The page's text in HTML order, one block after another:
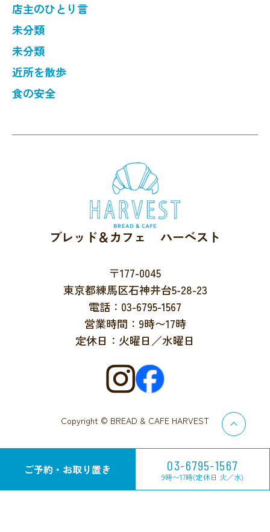
ご予約・お取り置き 03-6795-1567
9時〜17時(定休日 火／水)
店主のひとり言
未分類
未分類
近所を散歩
食の安全
ブレッド＆カフェ ハーベスト
〒177-0045
東京都練馬区石神井台5-28-23
電話：03-6795-1567
営業時間：9時〜17時
定休日：火曜日／水曜日
Copyright © BREAD & CAFE HARVEST